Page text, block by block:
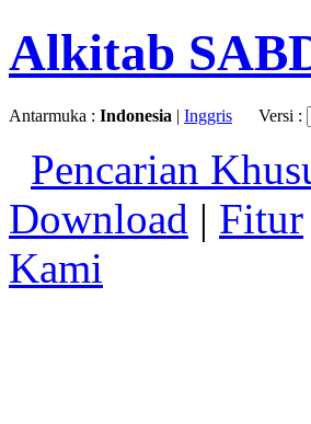
Alkitab
Antarmuka : Indonesia | Inggris Versi :
Pencarian
Download | Fitur
Kami